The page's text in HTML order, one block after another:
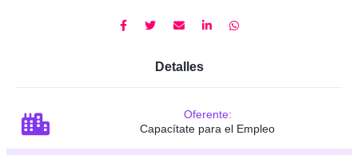
Detalles
Oferente:
Capacítate para el Empleo